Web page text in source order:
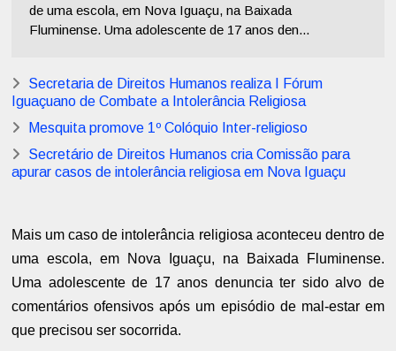
de uma escola, em Nova Iguaçu, na Baixada
Fluminense. Uma adolescente de 17 anos den...
Secretaria de Direitos Humanos realiza I Fórum
Iguaçuano de Combate a Intolerância Religiosa
Mesquita promove 1º Colóquio Inter-religioso
Secretário de Direitos Humanos cria Comissão para
apurar casos de intolerância religiosa em Nova Iguaçu
Mais um caso de intolerância religiosa aconteceu dentro de
uma escola, em Nova Iguaçu, na Baixada Fluminense.
Uma adolescente de 17 anos denuncia ter sido alvo de
comentários ofensivos após um episódio de mal-estar em
que precisou ser socorrida.